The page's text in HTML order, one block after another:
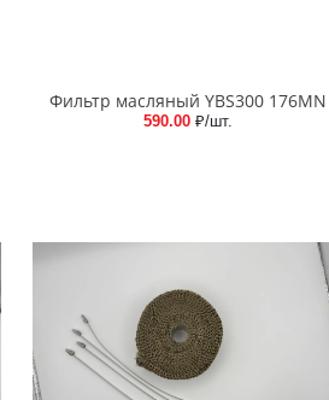
Фильтр масляный YBS300 176MN
590.00 ₽/шт.